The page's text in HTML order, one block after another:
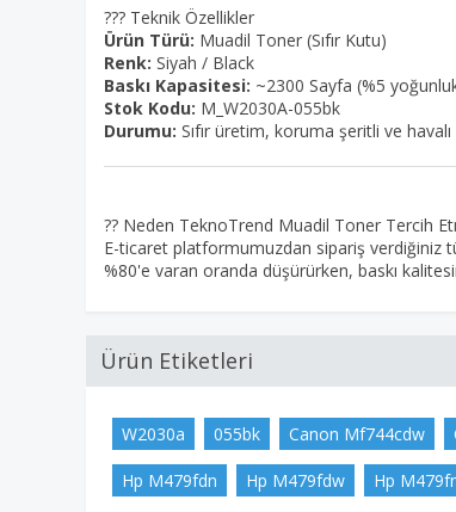
??? Teknik Özellikler
Ürün Türü: Muadil Toner (Sıfır Kutu)
Renk: Siyah / Black
Baskı Kapasitesi: ~2300 Sayfa (%5
Stok Kodu: M_W2030A-055bk
Durumu: Sıfır üretim, koruma şeritli ve havalı
?? Neden TeknoTrend Muadil Toner Tercih
E-ticaret platformumuzdan sipariş verdiğiniz
%80'e varan oranda düşürürken, baskı
Ürün Etiketleri
W2030a 055bk Canon Mf744cdw
Hp M479fdn Hp M479fdw Hp